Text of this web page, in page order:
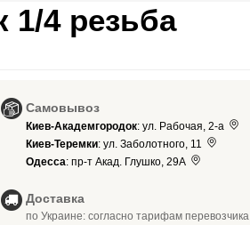
4 резьба
Самовывоз
Киев-Академгородок: ул. Рабочая, 2-а
Киев-Теремки: ул. Заболотного, 11
Одесса: пр-т Акад. Глушко, 29А
Доставка
по Украине: согласно тарифам перевозчика